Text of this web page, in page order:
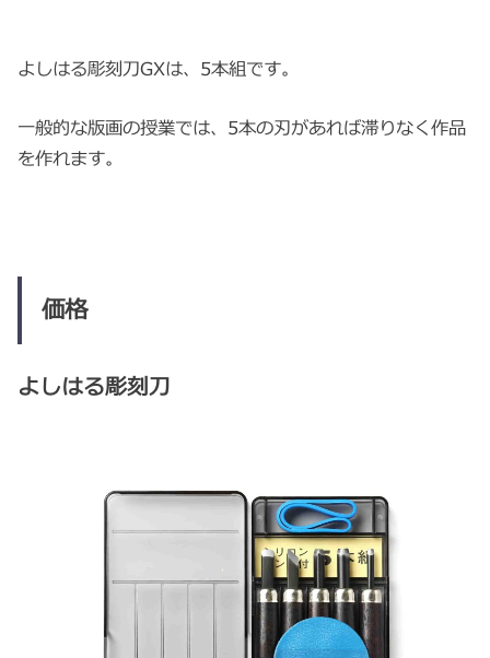
よしはる彫刻刀GXは、5本組です。
一般的な版画の授業では、5本の刃があれば滞りなく作品
を作れます。
価格
よしはる彫刻刀